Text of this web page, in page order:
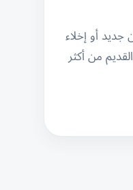
جديد أو إخلاء
من أكثر